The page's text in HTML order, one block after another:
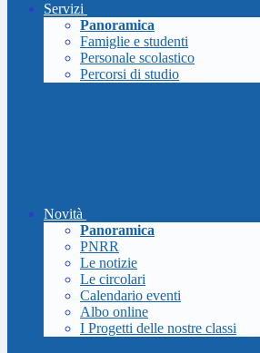
Servizi
Panoramica
Famiglie e studenti
Personale scolastico
Percorsi di studio
Novità
Panoramica
PNRR
Le notizie
Le circolari
Calendario eventi
Albo online
I Progetti delle nostre classi